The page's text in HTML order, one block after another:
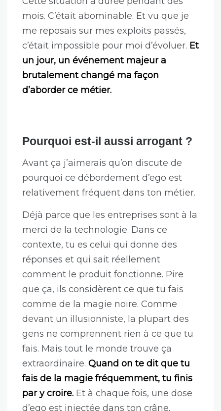
mois. C’était abominable. Et vu que je
me reposais sur mes exploits passés,
c’était impossible pour moi d’évoluer.
un jour, un événement majeur a
d’aborder ce métier.
Pourquoi est-il aussi arrogant ?
Avant ça j’aimerais qu’on discute de
pourquoi ce débordement d’ego est
relativement fréquent dans ton métier.
Déjà parce que les entreprises sont à la
merci de la technologie. Dans ce
contexte, tu es celui qui donne des
réponses et qui sait réellement
comment le produit fonctionne. Pire